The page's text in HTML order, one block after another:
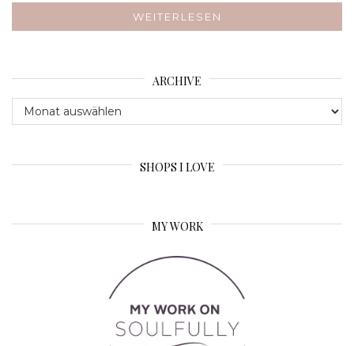
WEITERLESEN
ARCHIVE
Archive
SHOPS I LOVE
MY WORK